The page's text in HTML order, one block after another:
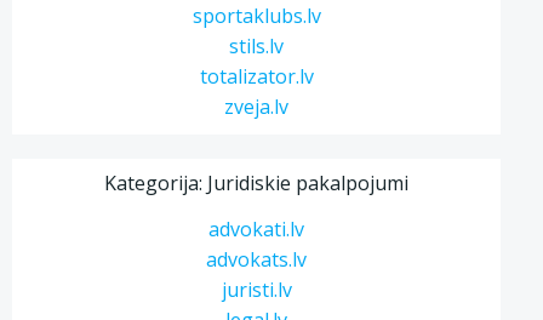
sportaklubs.lv
stils.lv
totalizator.lv
zveja.lv
Kategorija: Juridiskie pakalpojumi
advokati.lv
advokats.lv
juristi.lv